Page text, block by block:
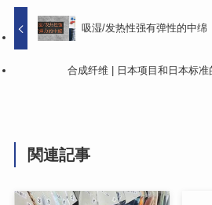
吸湿/发热性强有弹性的中绵
合成纤维 | 日本项目和日本标
関連記事